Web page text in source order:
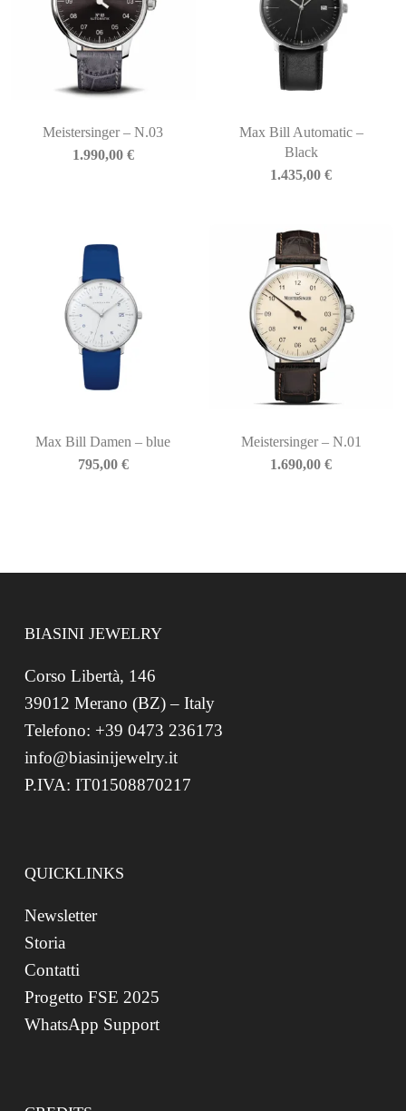
Meistersinger – N.03
1.990,00 €
Max Bill Automatic –
Black
1.435,00€
Max Bill Damen – blue
795,00 €
Meistersinger – N.01
1.690,00€
BIASINI JEWELRY
Corso Libertà, 146
39012 Merano (BZ) – Italy
Telefono: +39 0473 236173
info@biasinijewelry.it
P.IVA: IT01508870217
QUICKLINKS
Newsletter
Storia
Contatti
Progetto FSE 2025
WhatsApp Support